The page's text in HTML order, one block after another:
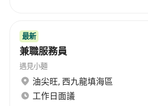
度、時間、比例等關鍵參數對
影響。
注重細節與品質，具備良好手
識力，能判斷布丁凝結狀態、
地均勻性。
最新
兼職服務員
遇見小麵
油尖旺, 西九龍填海區
工作日面議